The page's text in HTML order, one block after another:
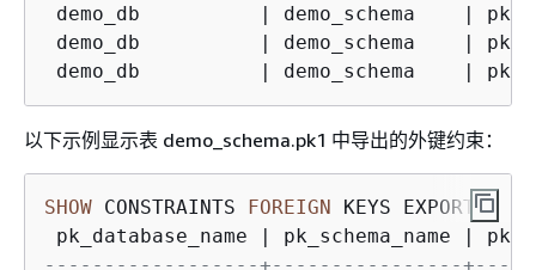
demo_db
| demo_schema |
demo_db
| demo_schema |
demo_db
| demo_schema |
以下示例显示表 demo_schema.pk1 中导出的外键约束：
SHOW CONSTRAINTS FOREIGN KEYS EXPORTED
pk_database_name
| pk_schema_name |
------------------+----------------